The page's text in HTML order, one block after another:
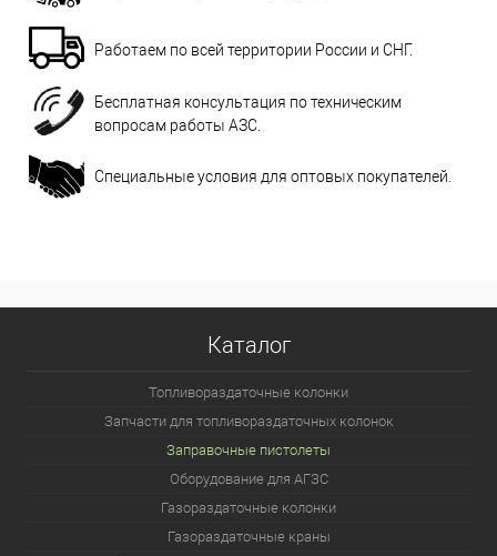
Работаем по всей территории России и СНГ.
Бесплатная консультация по техническим
вопросам работы АЗС.
Специальные условия для оптовых покупателей.
Каталог
Топливораздаточные колонки
Запчасти для топливораздаточных колонок
Заправочные пистолеты
Оборудование для АГЗС
Газораздаточные колонки
Газораздаточные краны